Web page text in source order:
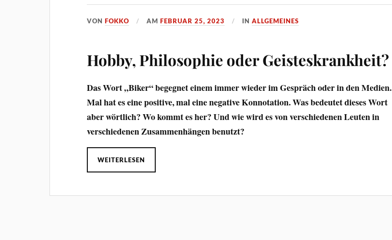
VONFOKKO AMFEBRUAR 25, 2023 INALLGEMEINES
Hobby, Philosophie oder Geisteskrankheit?
Das Wort „Biker“ begegnet einem immer wieder im Gespräch oder in den Medien.
Mal hat es eine positive, mal eine negative Konnotation. Was bedeutet dieses Wort
aber wörtlich? Wo kommt es her? Und wie wird es von verschiedenen Leuten in
verschiedenen Zusammenhängen benutzt?
WEITERLESEN